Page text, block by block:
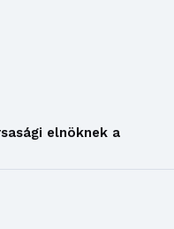
elnöknek a